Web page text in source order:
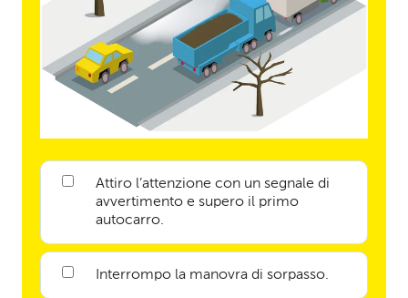
Attiro l’attenzione con un segnale di
avvertimento e supero il primo
autocarro.
Interrompo la manovra di sorpasso.